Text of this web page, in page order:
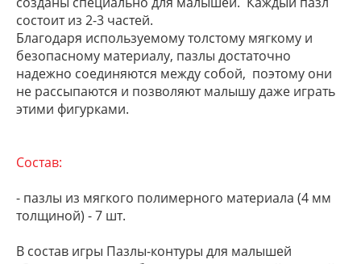
состоит из 2-3 частей.
Благодаря используемому толстому мягкому и
безопасному материалу, пазлы достаточно
надежно соединяются между собой, поэтому они
не рассыпаются и позволяют малышу даже играть
этими фигурками.
Состав:
- пазлы из мягкого полимерного материала (4 мм
толщиной) - 7 шт.
В состав игры Пазлы-контуры для малышей